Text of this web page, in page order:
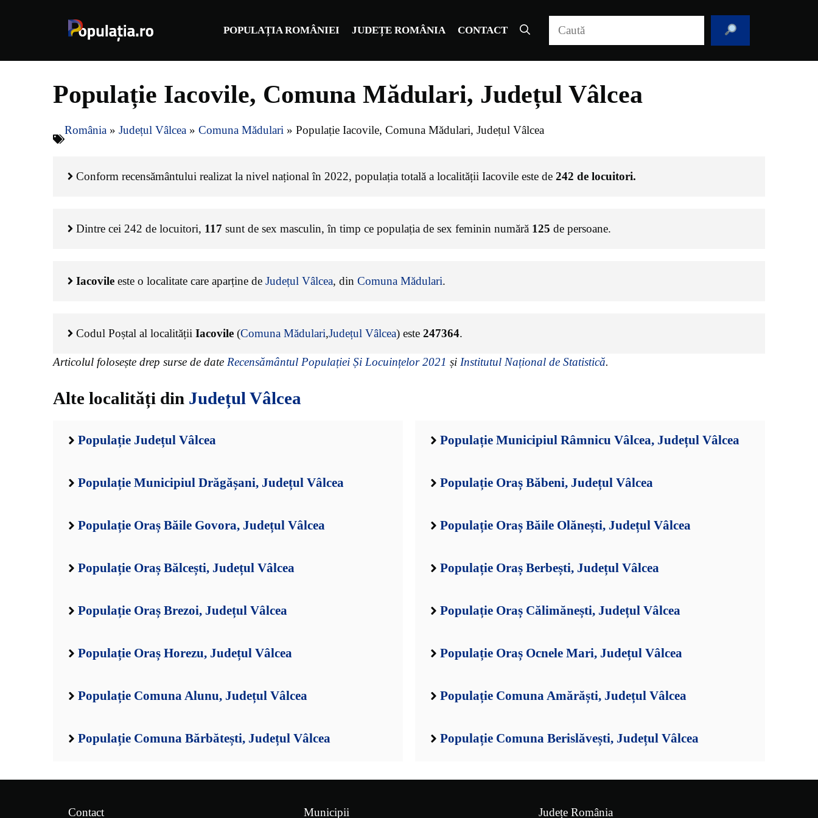
POPULAȚIA ROMÂNIEI JUDEȚE ROMÂNIA CONTACT
Populație Iacovile, Comuna Mădulari, Județul Vâlcea
România » Județul Vâlcea » Comuna Mădulari » Populație Iacovile, Comuna Mădulari, Județul Vâlcea
Conform recensământului realizat la nivel național în 2022, populația totală a localității Iacovile este de 242 de locuitori.
Dintre cei 242 de locuitori, 117 sunt de sex masculin, în timp ce populația de sex feminin numără 125 de persoane.
Iacovile este o localitate care aparține de Județul Vâlcea, din Comuna Mădulari.
Codul Poștal al localității Iacovile (Comuna Mădulari,Județul Vâlcea) este 247364.
Articolul folosește drep surse de date Recensământul Populației Și Locuințelor 2021 și Institutul Național de Statistică.
Alte localități din Județul Vâlcea
Populație Județul Vâlcea Populație Municipiul Râmnicu Vâlcea, Județul Vâlcea
Populație Municipiul Drăgășani, Județul Vâlcea Populație Oraș Băbeni, Județul Vâlcea
Populație Oraș Băile Govora, Județul Vâlcea Populație Oraș Băile Olănești, Județul Vâlcea
Populație Oraș Bălcești, Județul Vâlcea Populație Oraș Berbești, Județul Vâlcea
Populație Oraș Brezoi, Județul Vâlcea Populație Oraș Călimănești, Județul Vâlcea
Populație Oraș Horezu, Județul Vâlcea Populație Oraș Ocnele Mari, Județul Vâlcea
Populație Comuna Alunu, Județul Vâlcea Populație Comuna Amărăști, Județul Vâlcea
Populație Comuna Bărbătești, Județul Vâlcea Populație Comuna Berislăvești, Județul Vâlcea
Contact Municipii Județe România